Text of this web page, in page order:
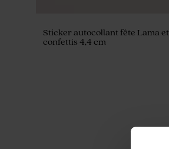
Sticker autocollant fête Lama et
confettis 4,4 cm